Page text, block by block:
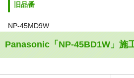
旧品番
NP-45MD9W
Panasonic「NP-45BD1W」施